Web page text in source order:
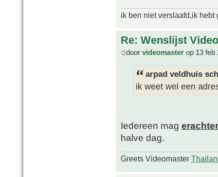
ik ben niet verslaafd,ik
Re: Wenslijst
door videomaster op 13 feb
arpad veldhuis
ik weet wel een
Iedereen mag
halve dag.
Greets Videomaster